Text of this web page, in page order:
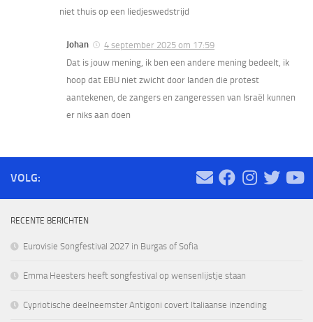
niet thuis op een liedjeswedstrijd
Johan
4 september 2025 om 17:59
Dat is jouw mening, ik ben een andere mening bedeelt, ik
hoop dat EBU niet zwicht door landen die protest
aantekenen, de zangers en zangeressen van Israël kunnen
er niks aan doen
VOLG:
RECENTE BERICHTEN
Eurovisie Songfestival 2027 in Burgas of Sofia
Emma Heesters heeft songfestival op wensenlijstje staan
Cypriotische deelneemster Antigoni covert Italiaanse inzending